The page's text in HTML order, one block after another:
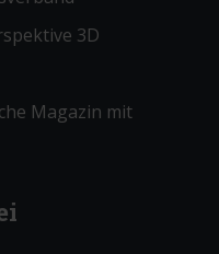
3D
Magazin mit